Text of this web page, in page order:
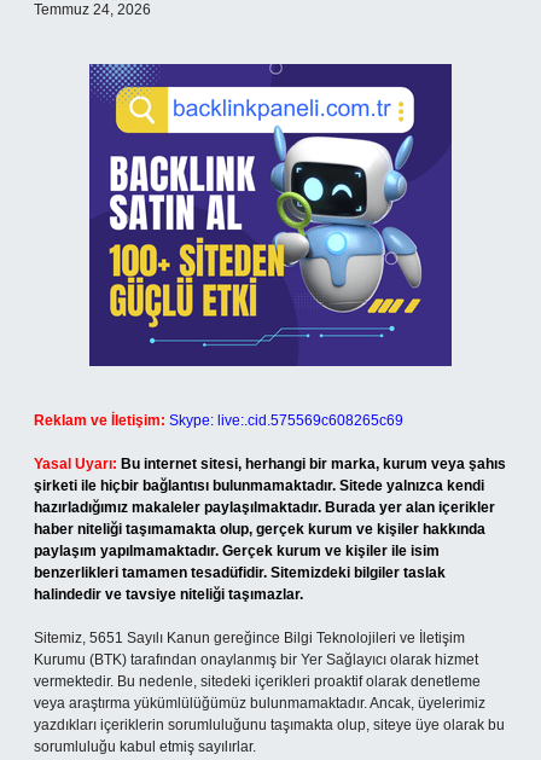
Temmuz 24, 2026
Reklam ve İletişim: Skype: live:.cid.575569c608265c69
Yasal Uyarı: Bu internet sitesi, herhangi bir marka, kurum veya şahıs
şirketi ile hiçbir bağlantısı bulunmamaktadır. Sitede yalnızca kendi
hazırladığımız makaleler paylaşılmaktadır. Burada yer alan içerikler
haber niteliği taşımamakta olup, gerçek kurum ve kişiler hakkında
paylaşım yapılmamaktadır. Gerçek kurum ve kişiler ile isim
benzerlikleri tamamen tesadüfidir. Sitemizdeki bilgiler taslak
halindedir ve tavsiye niteliği taşımazlar.
Sitemiz, 5651 Sayılı Kanun gereğince Bilgi Teknolojileri ve İletişim
Kurumu (BTK) tarafından onaylanmış bir Yer Sağlayıcı olarak hizmet
vermektedir. Bu nedenle, sitedeki içerikleri proaktif olarak denetleme
veya araştırma yükümlülüğümüz bulunmamaktadır. Ancak, üyelerimiz
yazdıkları içeriklerin sorumluluğunu taşımakta olup, siteye üye olarak bu
sorumluluğu kabul etmiş sayılırlar.